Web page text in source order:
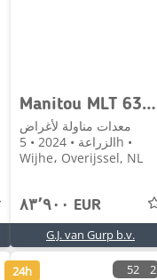
Manitou MLT 635 140V + | NEW | A/C
معدات مناولة لأغراض
الزراعة • 2024 • 5h •
Wijhe، Overijssel, NL
٨٣٬٩٠٠ EUR
G.J. van Gurp b.v.
52 2
24h